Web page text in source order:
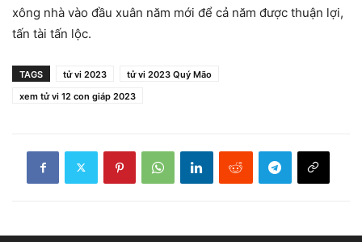
xông nhà vào đầu xuân năm mới để cả năm được thuận lợi,
tấn tài tấn lộc.
TAGS tử vi 2023
tử vi 2023 Quý Mão
xem tử vi 12 con giáp 2023